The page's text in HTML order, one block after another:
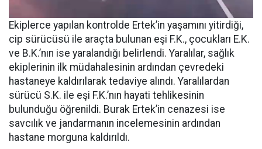
Ekiplerce yapılan kontrolde Ertek’in yaşamını yitirdiği,
cip sürücüsü ile araçta bulunan eşi F.K., çocukları E.K.
ve B.K.’nın ise yaralandığı belirlendi. Yaralılar, sağlık
ekiplerinin ilk müdahalesinin ardından çevredeki
hastaneye kaldırılarak tedaviye alındı. Yaralılardan
sürücü S.K. ile eşi F.K.’nın hayati tehlikesinin
bulunduğu öğrenildi. Burak Ertek’in cenazesi ise
savcılık ve jandarmanın incelemesinin ardından
hastane morguna kaldırıldı.